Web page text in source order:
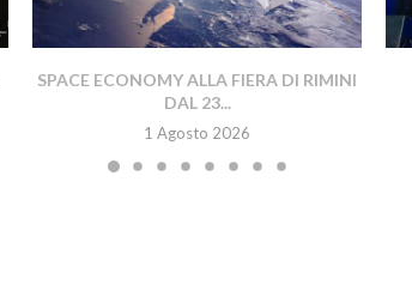
SPACE ECONOMY ALLA FIERA DI RIMINI
DAL 23...
1 Agosto 2026